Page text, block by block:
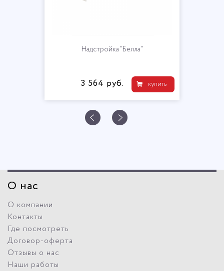
Надстройка "Белла"
купить
3 564 руб.
О нас
О компании
Контакты
Где посмотреть
Договор-оферта
Отзывы о нас
Наши работы